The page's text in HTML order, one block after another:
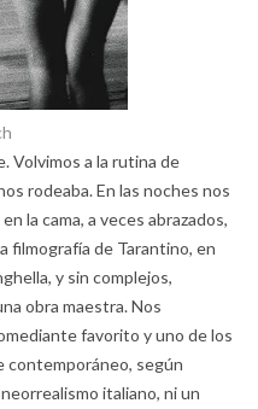
Volvimos a la rutina de
rodeaba. En las noches nos
la cama, a veces abrazados,
filmografía de Tarantino, en
y sin complejos,
obra maestra. Nos
favorito y uno de los
contemporáneo, según
italiano, ni un